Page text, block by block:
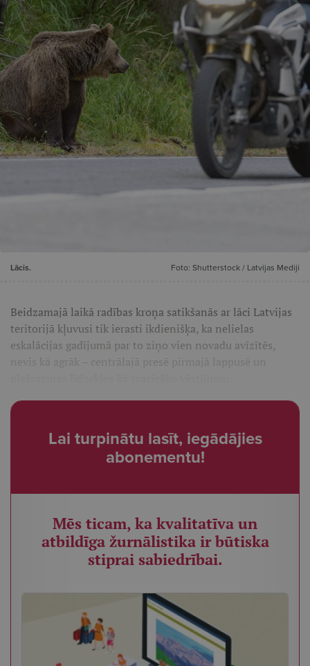
Lācis. Foto: Shutterstock / Latvijas Mediji
Beidzamajā laikā radības kroņa satikšanās ar lāci Latvijas
teritorijā kļuvusi tik ierasti ikdienišķa, ka nelielas
eskalācijas gadījumā par to ziņo vien novadu avīzītēs,
nevis kā agrāk – centrālajā presē pirmajā lappusē un
Lai turpinātu lasīt, iegādājies
abonementu!
Mēs ticam, ka kvalitatīva un
atbildīga žurnālistika ir būtiska
stiprai sabiedrībai.